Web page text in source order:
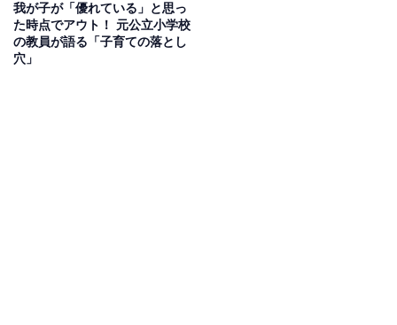
なると思います」
我が子が「優れている」と思っ
た時点でアウト！ 元公立小学校
の教員が語る「子育ての落とし
穴」